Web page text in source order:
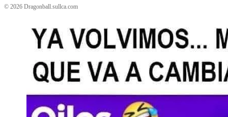
© 2026 Dragonball.sullca.com